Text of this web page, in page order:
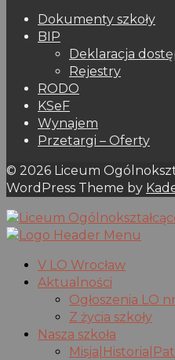
Dokumenty szkoły
BIP
Deklaracja
Rejestry
RODO
KSeF
Wynajem
Przetargi – Oferty
© 2026 Liceum
WordPress Theme by
V LO Wrocław
Aktualności
Ogłoszenia LO
Z życia szkoły
Nasza szkoła